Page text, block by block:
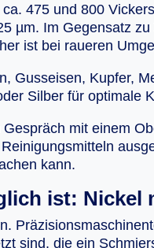
475 und 800
µm. Im Gegensatz
ist bei raueren
Gusseisen, Kupfer,
Silber für optimale
mit einem
kann.
ist: Nickel
sind, die ein